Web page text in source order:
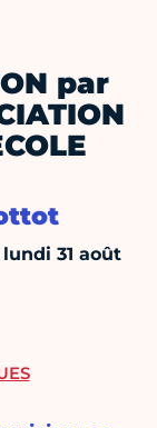
par
31 août